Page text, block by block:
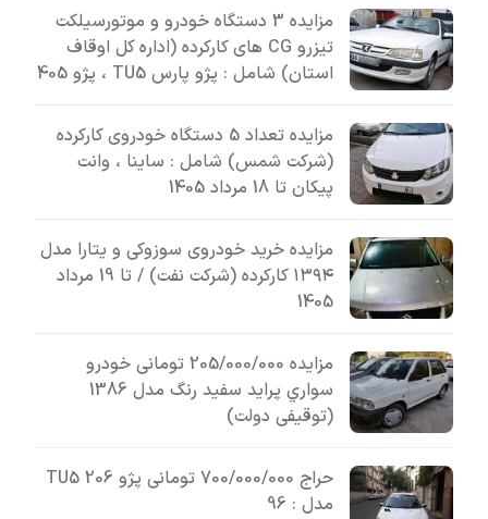
مزایده 3 دستگاه خودرو و موتورسیلکت
تیزرو CG های کارکرده (اداره کل اوقاف
استان) شامل : پژو پارس TU5 ، پژو 405
مزایده تعداد 5 دستگاه خودروی کارکرده
(شرکت شمس) شامل : ساینا ، وانت
پیکان تا 18 مرداد 1405
مزایده خرید خودروی سوزوکی و یتارا مدل
۱۳۹۴ کارکرده (شرکت نفت) / تا 19 مرداد
1405
مزایده 205/000/000 تومانی خودرو
سواري پرايد سفيد رنگ مدل 1386
(توقیفی دولت)
حراج 700/000/000 تومانی پژو 206 TU5
مدل : 96